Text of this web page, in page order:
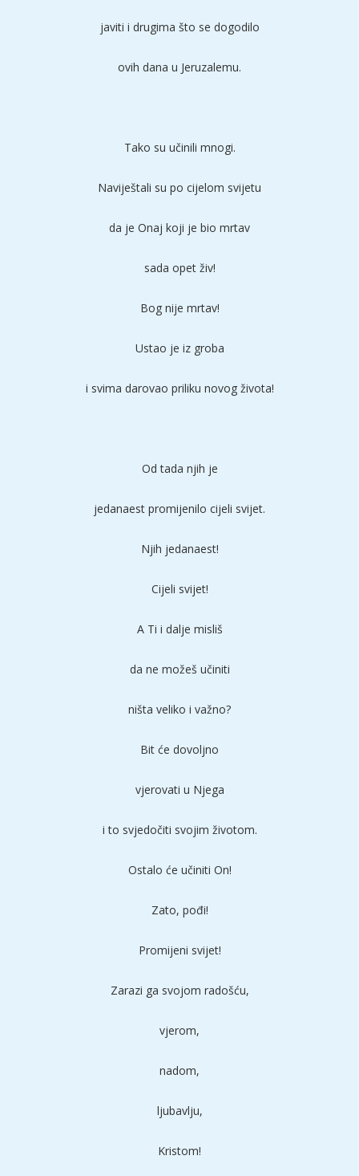
javiti i drugima što se dogodilo
ovih dana u Jeruzalemu.
Tako su učinili mnogi.
Naviještali su po cijelom svijetu
da je Onaj koji je bio mrtav
sada opet živ!
Bog nije mrtav!
Ustao je iz groba
i svima darovao priliku novog života!
Od tada njih je
jedanaest promijenilo cijeli svijet.
Njih jedanaest!
Cijeli svijet!
A Ti i dalje misliš
da ne možeš učiniti
ništa veliko i važno?
Bit će dovoljno
vjerovati u Njega
i to svjedočiti svojim životom.
Ostalo će učiniti On!
Zato, pođi!
Promijeni svijet!
Zarazi ga svojom radošću,
vjerom,
nadom,
ljubavlju,
Kristom!